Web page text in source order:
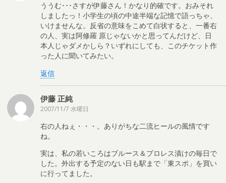
ううむ･･･さすが伊藤さん！かなり的確です。おみそれ
しましたっ！小学生の頃の中途半端な記憶で語っちゃ、
いけませんな。反省の意味をこめて白状すると、一番右
の人、実は阿修羅 原じゃないかと思ってんだけど、日
本人じゃダメかしら？いずれにしても、このチケット作
った人に聞いてみたい。
返信
伊藤 正純
2007/11/7 水曜日
右の人ねぇ・・・。ありがちな二流ヒールの風情です
ね。
実は、私の若いころはブルース＆プロレス漬けの毎日で
した。外出する予定のない日も駅まで「東スポ」を買い
に行ってました。